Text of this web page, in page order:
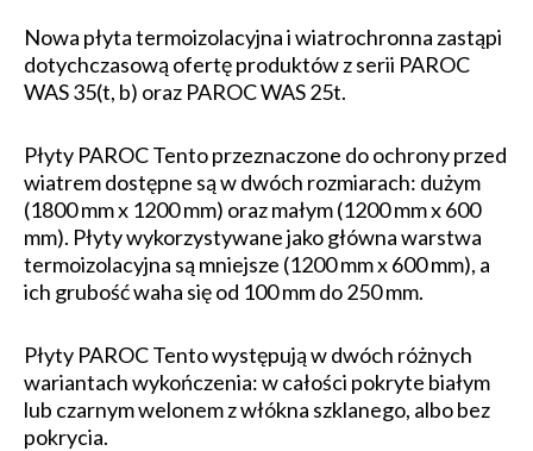
Nowa płyta termoizolacyjna i wiatrochronna zastąpi
dotychczasową ofertę produktów z serii PAROC
WAS 35(t, b) oraz PAROC WAS 25t.
Płyty PAROC Tento przeznaczone do ochrony przed
wiatrem dostępne są w dwóch rozmiarach: dużym
(1800 mm x 1200 mm) oraz małym (1200 mm x 600
mm). Płyty wykorzystywane jako główna warstwa
termoizolacyjna są mniejsze (1200 mm x 600 mm), a
ich grubość waha się od 100 mm do 250 mm.
Płyty PAROC Tento występują w dwóch różnych
wariantach wykończenia: w całości pokryte białym
lub czarnym welonem z włókna szklanego, albo bez
pokrycia.